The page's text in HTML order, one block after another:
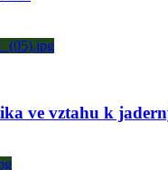
ve vztahu k